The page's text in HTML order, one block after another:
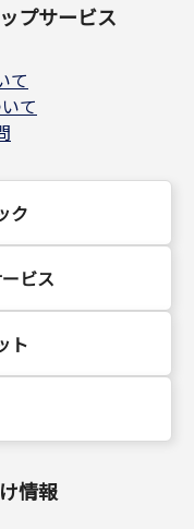
プサービス
て
て
ク
ビス
ト
情報